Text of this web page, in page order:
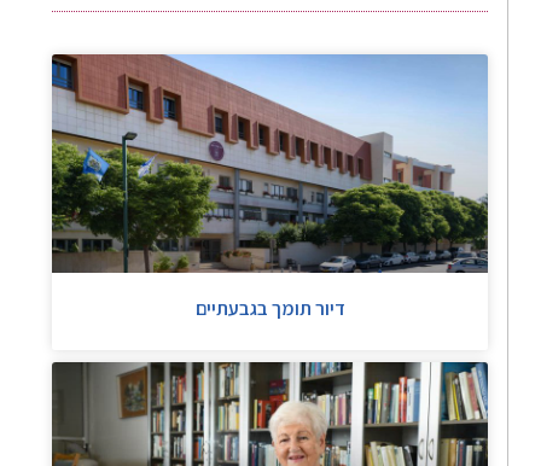
דיור תומך בגבעתיים